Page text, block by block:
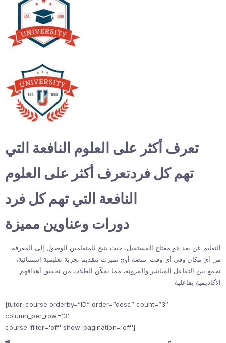
تعرف أكثر على العلوم النافعة التي
تهم كل فردتعرف أكثر على العلوم
النافعة التي تهم كل فرد
دورات وعناوين مميزة
التعليم عن بعد هو مفتاح المستقبل، حيث يتيح للمتعلمين الوصول إلى المعرفة
من أي مكان وفي أي وقت. منصة أوج تميزت بتقديم تجربة تعليمية استثنائية،
تجمع بين التفاعل المباشر والمرونة، مما يمكّن الطلاب من تحقيق أهدافهم
الأكاديمية بفاعلية.
[tutor_course orderby=”ID” order=”desc” count=”3″
column_per_row='3'
course_filter='off' show_pagination='off']